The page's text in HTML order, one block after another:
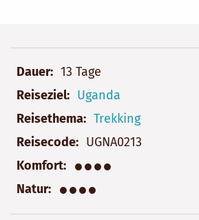
Dauer
13 Tage
Reiseziel
Uganda
Reisethema
Trekking
Reisecode
UGNA0213
Komfort
●●●●
Natur ●●●●